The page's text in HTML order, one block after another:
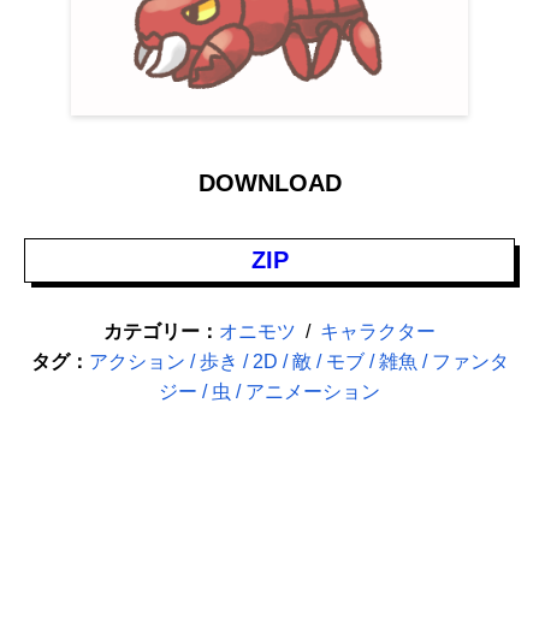
DOWNLOAD
ZIP
カテゴリー： オニモツ
キャラクター
タグ： アクション 歩き 2D 敵 モブ 雑魚
ファンタ
ジー
虫 アニメーション